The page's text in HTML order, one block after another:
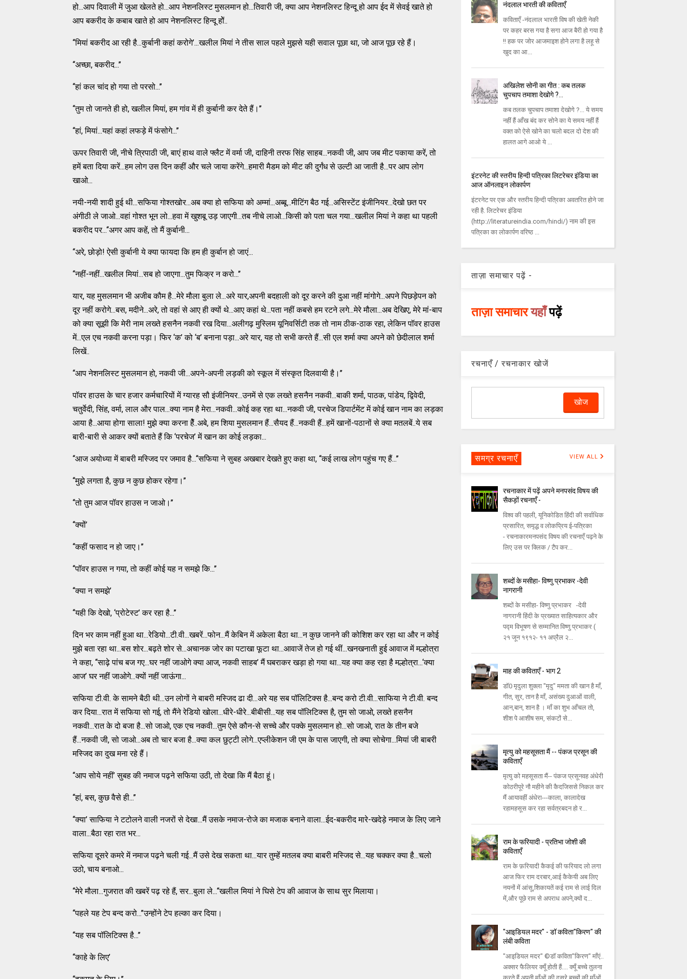
हो...आप दिवाली में जुआ खेलते हो...आप नेशनलिस्ट मुसलमान हो...तिवारी जी, क्या आप नेशनलिस्ट हिन्दू हो आप ईद में सेवई खाते हो
आप बकरीद के कबाब खाते हो आप नेशनलिस्ट हिन्दू होें..
‘‘मियां बकरीद आ रही है...कुर्बानी कहां करोगे’...खलील मियां ने तीस साल पहले मुझसे यही सवाल पूछा था, जो आज पूछ रहे हैं।
‘‘अच्छा, बकरीद...’’
‘‘हां कल चांद हो गया तो परसो...’’
‘‘तुम तो जानते ही हो, खलील मियां, हम गांव में ही कुर्बानी कर देते हैं।’’
‘‘हां, मियां...यहां कहां लफड़े में फंसोगे...’’
ऊपर तिवारी जी, नीचे त्रिपाठी जी, बाएं हाथ वाले फ्लैट में वर्मा जी, दाहिनी तरफ सिंह साहब...नकवी जी, आप जब मीट पकाया करें, तो
हमें बता दिया करें...हम लोग उस दिन कहीं और चले जाया करेंगे...हमारी मैडम को मीट की दुर्गंध से उल्टी आ जाती है...पर आप लोग
खाओ...
नयी-नयी शादी हुई थी...सफिया गोश्तखोर...अब क्या हो सफिया को अम्मां...अब्बू...मीटिंग बैठ गई...असिस्टेंट इंजीनियर...देखो छत पर
अंगीठी ले जाओ...वहां गोश्त भून लो...हवा में खुशबू उड़ जाएगी...तब नीचे लाओ...किसी को पता चल गया...खलील मियां ने कहा था पहली
बकरीद पर...‘‘अगर आप कहें, तो मैं कुर्बानी...
‘‘अरे, छोड़ो! ऐसी कुर्बानी ये क्या फायदा कि हम ही कुर्बान हो जाएं...
‘‘नहीं-नहीं...खलील मियां...सब हो जाएगा...तुम फिक्र न करो...’’
यार, यह मुसलमान भी अजीब कौम है...मेरे मौला बुला ले...अरे यार,अपनी बदहाली को दूर करने की दुआ नहीं मांगोगे...अपने पिछड़ेपन को
दूर नहीं करोगे...बस, मदीने...अरे, तो वहां से आए ही क्यों थे...आए कहां थे...पता नहीं कबसे हम रटने लगे...मेरे मौला...अब देखिए, मेरे मां-बाप
को क्या सूझी कि मेरी नाम लख्ते हसनैन नकवी रख दिया...अलीगढ़ मुस्लिम यूनिवर्सिटी तक तो नाम ठीक-ठाक रहा, लेकिन पॉवर हाउस
में...एल एच नकवी करना पड़ा। फिर ‘क’ को ‘ब’ बनाना पड़ा...अरे यार, यह तो सभी करते हैं...सी एल शर्मा क्या अपने को छेदीलाल शर्मा
लिखें..
‘‘आप नेशनलिस्ट मुसलमान हो, नकवी जी...अपने-अपनी लड़की को स्कूल में संस्कृत दिलवायी है।’’
पॉवर हाउस के चार हजार कर्मचारियों में ग्यारह सौ इंजीनियर...उनमें से एक लख्ते हसनैन नकवी...बाकी शर्मा, पाठक, पांडेय, द्विवेदी,
चतुर्वेदी, सिंह, वर्मा, लाल और पाल...क्या नाम है मेरा...नकवी...कोई कह रहा था...नकवी जी, परचेज डिपार्टमेंट में कोई खान नाम का लड़का
आया है...आया होगा साला! मुझे क्या करना हैें..अबे, हम शिया मुसलमान हैं...सैयद हैं...नकवी हैं...हमें खानों-पठानों से क्या मतलबें..ये सब
बारी-बारी से आकर क्यों बताते हैं कि ‘परचेज’ में खान का कोई लड़का...
‘‘आज अयोध्या में बाबरी मस्जिद पर जमाव है...‘‘सफिया ने सुबह अखबार देखते हुए कहा था, ‘‘कई लाख लोग पहुंच गए हैं...’’
‘‘मुझे लगता है, कुछ न कुछ होकर रहेगा।’’
‘‘तो तुम आज पॉवर हाउस न जाओ।’’
‘‘क्यों’
‘‘कहीं फसाद न हो जाए।’’
‘‘पॉवर हाउस न गया, तो कहीं कोई यह न समझे कि...’’
‘‘क्या न समझे’
‘‘यही कि देखो, ‘प्रोटेस्ट’ कर रहा है...’’
दिन भर काम नहीं हुआ था...रेडियो...टी.वी...खबरें...फोन...मैं केबिन में अकेला बैठा था...न कुछ जानने की कोशिश कर रहा था और न कोई
मुझे बता रहा था...बस शोर...बढ़ते शोर से...अचानक जोर का पटाखा फूटा था...आवाजें तेज हो गई थीं...खनखनाती हुई आवाज में मल्होत्रा
ने कहा, ‘‘साढ़े पांच बज गए...घर नहीं जाओगे क्या आज, नकवी साहब’ मैं घबराकर खड़ा हो गया था...यह क्या कह रहा है मल्होत्रा...‘क्या
आज’ घर नहीं जाओगे...क्यों नहीं जाऊंगा...
सफिया टी.वी. के सामने बैठी थी...उन लोगों ने बाबरी मस्जिद ढा दी...अरे यह सब पॉलिटिक्स है...बन्द करो टी.वी...साफिया ने टी.वी. बन्द
कर दिया...रात में सफिया सो गई, तो मैंने रेडियो खोला...धीरे-धीरे...बीबीसी...यह सब पॉलिटिक्स है, तुम सो जाओ, लख्ते हसनैन
नकवी...रात के दो बजा है...सो जाओ, एक एच नकवी...तुम ऐसे कौन-से सच्चे और पक्के मुसलमान हो...सो जाओ, रात के तीन बजे
हैं...नकवी जी, सो जाओ...अब तो चार बजा है...क्या कल छुट्टी लोगे...एप्लीकेशन जी एम के पास जाएगी, तो क्या सोचेगा...मियां जी बाबरी
मस्जिद का दुख मना रहे हैं।
‘‘आप सोये नहीं’ सुबह की नमाज पढ़ने सफिया उठी, तो देखा कि मैं बैठा हूं।
‘‘हां, बस, कुछ वैसे ही...’’
‘‘क्या’ साफिया ने टटोलने वाली नजरों से देखा...मैं उसके नमाज-रोजे का मजाक बनाने वाला...ईद-बकरीद मारे-खदेड़े नमाज के लिए जाने
वाला...बैठा रहा रात भर...
सफिया दूसरे कमरे में नमाज पढ़ने चली गई...मैं उसे देख सकता था...यार तुम्हें मतलब क्या बाबरी मस्जिद से...यह चक्कर क्या है...चलो
उठो, चाय बनाओ...
‘‘मेरे मौला...गुजरात की खबरें पढ़ रहे हैं, सर...बुला ले...‘‘खलील मियां ने घिसे टेप की आवाज के साथ सुर मिलाया।
‘‘पहले यह टेप बन्द करो...’’उन्होंने टेप हल्का कर दिया।
‘‘यह सब पॉलिटिक्स है...’’
‘‘काहे के लिए’
नंदलाल भारती की कविताएँ
कविताएँ -नंदलाल भारती विष की खेती नेकी
पर कहर बरस गया है सगा आज बैरी हो गया है
!! हक पर जोर आजमाइश होने लगा है लहू से
खुद का आ...
अखिलेश सोनी का गीत : कब तलक
चुपचाप तमाशा देखोगे ?...
कब तलक चुपचाप तमाशा देखोगे ?... ये समय
नहीं हैं आँख बंद कर सोने का ये समय नहीं हैं
वक्त को ऐसे खोने का चलो बदल दो देश की
हालत आगे आओ ये ...
इंटरनेट की स्तरीय हिन्दी पत्रिका लिटरेचर इंडिया का
आज ऑनलाइन लोकार्पण
इंटरनेट पर एक और स्तरीय हिन्दी पत्रिका अवतरित होने जा
रही है. लिटरेचर इंडिया
(http://literatureindia.com/hindi/) नाम की इस
पत्रिका का लोकार्पण वरिष्ठ ...
ताज़ा समाचार पढ़ें -
ताज़ा समाचारयहाँपढ़ें
रचनाएँ / रचनाकार खोजें
समग्र रचनाएँ VIEW ALL
रचनाकार में पढ़ें अपने मनपसंद विषय की
सैकड़ों रचनाएँ -
विश्व की पहली, यूनिकोडित हिंदी की सर्वाधिक
प्रसारित, समृद्ध व लोकप्रिय ई-पत्रिका
- रचनाकारमनपसंद विषय की रचनाएँ पढ़ने के
लिए उस पर क्लिक / टैप कर...
शब्दों के मसीहा- विष्णु प्रभाकर -देवी
नागरानी
शब्दों के मसीहा- विष्णु प्रभाकर -देवी
नागरानी हिंदी के प्रख्यात साहित्यकार और
पद्म विभूषण से सम्मानित विष्णु प्रभाकर (
२१ जून १९१२- ११ अप्रैल २...
माह की कविताएँ - भाग 2
डॉ0 मृदुला शुक्ला "मृदु" ममता की खान है माँ,
गीत, सुर, तान है माँ, असंख्य दुआओं वाली,
आन,बान, शान है । माँ का शुभ आँचल तो,
शीश पे आशीष सम, संकटों से...
मृत्यु को महसूसता मैं -- पंकज प्रसून की
कविताएँ
मृत्यु को महसूसता मैं-- पंकज प्रसूनवह अंधेरी
कोठरीपूरे नौ महीने की कैदजिससे निकल कर
मैं आयावहीं अंधेरा---काला, कालादेख
रहामहसूस कर रहा सर्वत्रबदन हो र...
राम के फरियादी - प्रतिभा जोशी की
कविताएँ
राम के फ़रियादी कैकई की फरियाद लो लगा
आज फिर राम दरबार,आई कैकेयी अब लिए
नयनों में आंसू,शिकायतें कई राम से लाई दिल
में,और पूछे राम से अपराध अपने,क्यों द...
"आइडियल मदर" - डॉ कविता"किरण" की
लंबी कविता
"आइडियल मदर" ©डॉ कविता"किरण" माँएं..
अक्सर फैलियर क्यूँ होती हैं.... क्यूँ बच्चे तुलना